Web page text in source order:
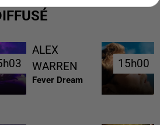
ALEX
WARREN
Fever Dream
15h00
15h00